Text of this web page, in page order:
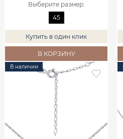
Выберите размер:
45
Купить в один клик
В КОРЗИНУ
В наличии